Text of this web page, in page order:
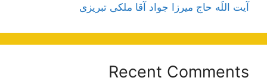
آیت اللَه حاج میرزا جواد آقا ملکی تبریزی
Recent Comments